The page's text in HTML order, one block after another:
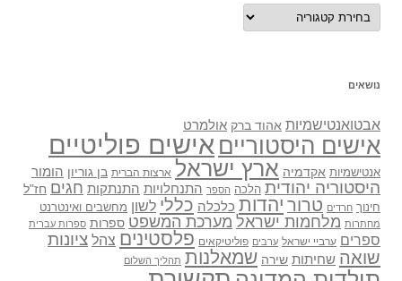
נושאים
נושאים
אבטואנטישמיות אהוד ברק אולמרט
אישים היסטוריים אישים פוליטיים
אנטישמיות אקדמיה ארץ ישראל ארצות הברית בן גוריון הומור
היסטוריה יהודית הלכה הספר התנחלויות התנתקות חגים חז"ל
חינוך חרדים טרור יהדות כלכלה כללי לשון מחשבים ואינטרנט
מחתרות מלחמות ישראל מערכת המשפט ספרות ספרות עברית
ספרים ערביי ישראל ערבים פוליטיקאים פלסטינים צהל ציונות
שואה שחיתות שירה שמאלנות תהליך השלום